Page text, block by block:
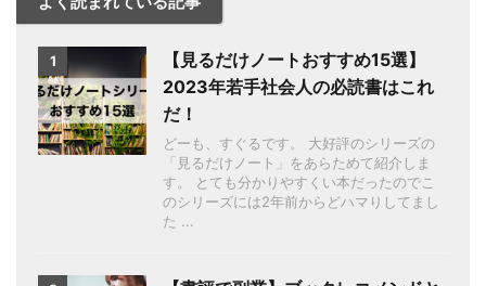
1
【見るだけノートおすすめ15選】
2023年若手社会人の必読書はこれ
だ！
どーも、すぐるです。 大好評のシリーズの
「見るだけノート」をあらためて紹介しま
す。 とても分かりやすくい本だったのでこ
のシリーズには2年前からどハマりしてまし
た ...